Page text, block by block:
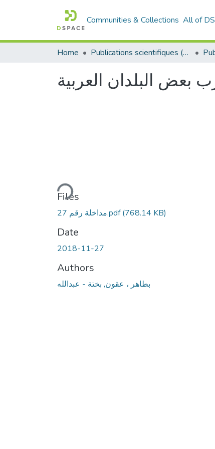
Communities & Collections All of
Home Publications scientifiques (Laboratoires)
بعض البلدان العربية
Loading...
Files
مداخلة رقم 27.pdf(768.14 KB)
Date
2018-11-27
Authors
بطاهر ، عقون, بختة - عبدالله